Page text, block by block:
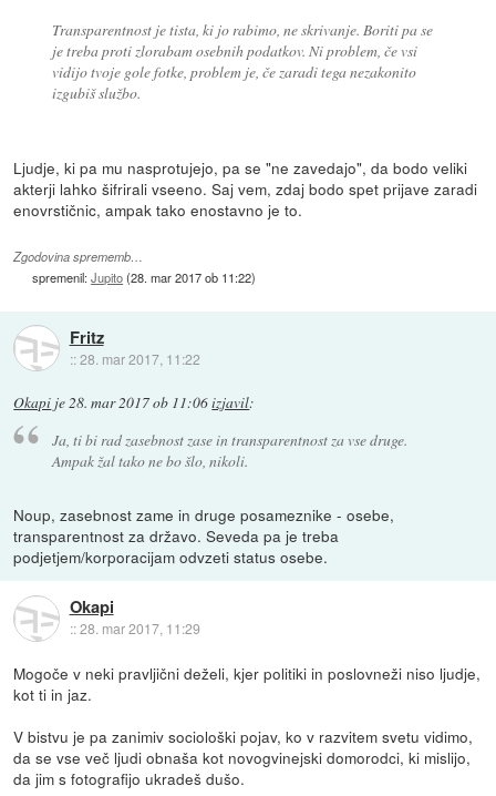
Transparentnost je tista, ki jo rabimo, ne skrivanje. Boriti pa se
je treba proti zlorabam osebnih podatkov. Ni problem, če vsi
vidijo tvoje gole fotke, problem je, če zaradi tega nezakonito
izgubiš službo.
Ljudje, ki pa mu nasprotujejo, pa se "ne zavedajo", da bodo veliki
akterji lahko šifrirali vseeno. Saj vem, zdaj bodo spet prijave zaradi
enovrstičnic, ampak tako enostavno je to.
Zgodovina sprememb…
spremenil:Jupito(28. mar 2017 ob 11:22)
Fritz
::28. mar 2017, 11:22
Okapi je28. mar 2017 ob 11:06izjavil:
Ja, ti bi rad zasebnost zase in transparentnost za vse druge.
Ampak žal tako ne bo šlo, nikoli.
Noup, zasebnost zame in druge posameznike - osebe,
transparentnost za državo. Seveda pa je treba
podjetjem/korporacijam odvzeti status osebe.
Okapi
::28. mar 2017, 11:29
Mogoče v neki pravljični deželi, kjer politiki in poslovneži niso ljudje,
kot ti in jaz.
V bistvu je pa zanimiv sociološki pojav, ko v razvitem svetu vidimo,
da se vse več ljudi obnaša kot novogvinejski domorodci, ki mislijo,
da jim s fotografijo ukradeš dušo.